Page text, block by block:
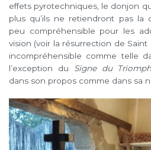
effets pyrotechniques, le donjon
plus qu’ils ne retiendront pas la
peu compréhensible pour les
vision (voir la résurrection de Saint
incompréhensible comme telle
l’exception du Signe du
dans son propos comme dans sa